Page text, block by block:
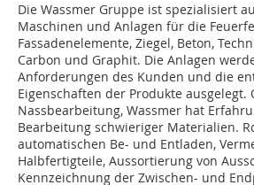
Die Wassmer Gruppe ist spezialisiert
Maschinen und Anlagen für die
Fassadenelemente, Ziegel, Beton,
Carbon und Graphit. Die Anlagen
Anforderungen des Kunden und die
Eigenschaften der Produkte ausgelegt.
Nassbearbeitung, Wassmer hat
Bearbeitung schwieriger Materialien.
automatischen Be- und Entladen,
Halbfertigteile, Aussortierung von
Kennzeichnung der Zwischen- und